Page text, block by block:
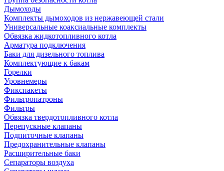
Дымоходы
Комплекты дымоходов из нержавеющей стали
Универсальные коаксиальные комплекты
Обвязка жидкотопливного котла
Арматура подключения
Баки для дизельного топлива
Комплектующие к бакам
Горелки
Уровнемеры
Фикспакеты
Фильтропатроны
Фильтры
Обвязка твердотопливного котла
Перепускные клапаны
Подпиточные клапаны
Предохранительные клапаны
Расширительные баки
Сепараторы воздуха